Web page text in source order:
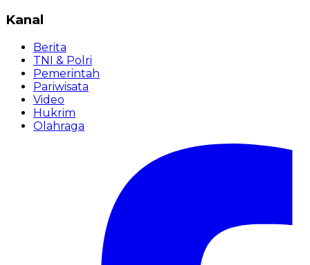
Kanal
Berita
TNI & Polri
Pemerintah
Pariwisata
Video
Hukrim
Olahraga